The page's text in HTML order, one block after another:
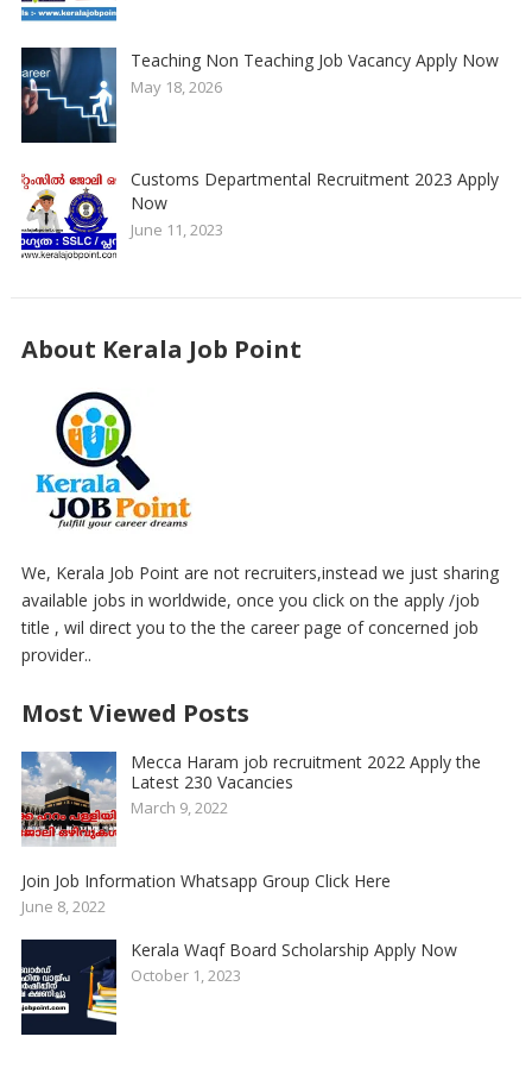
Teaching Non Teaching Job Vacancy Apply Now
May 18, 2026
Customs Departmental Recruitment 2023 Apply
Now
June 11, 2023
About Kerala Job Point
We, Kerala Job Point are not recruiters,instead we just sharing
available jobs in worldwide, once you click on the apply /job
title , wil direct you to the the career page of concerned job
provider..
Most Viewed Posts
Mecca Haram job recruitment 2022 Apply the
Latest 230 Vacancies
March 9, 2022
Join Job Information Whatsapp Group Click Here
June 8, 2022
Kerala Waqf Board Scholarship Apply Now
October 1, 2023